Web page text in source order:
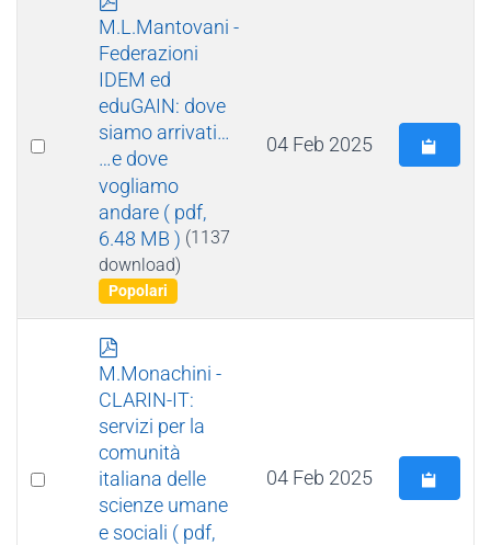
Select
d
f
M.L.Mantovani -
Federazioni
IDEM ed
eduGAIN: dove
siamo arrivati…
…e dove
vogliamo
andare ( pdf,
6.48 MB ) (1137
download)
Popolari
04 Feb 2025
Select
d
M.Monachini -
CLARIN-IT:
servizi per la
comunità
italiana delle
scienze umane
e sociali ( pdf,
04 Feb 2025